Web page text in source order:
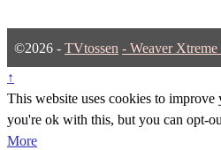
©2026 - TVtossen - Weaver Xtreme
↑
This website uses cookies to improve
you're ok with this, but you can opt-
More